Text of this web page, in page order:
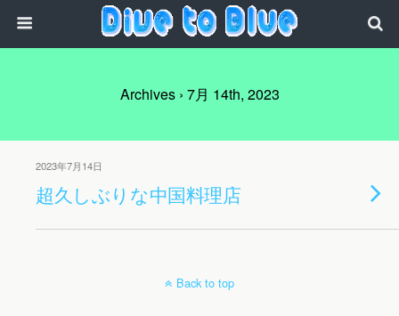
Archives › 7月 14th, 2023
2023年7月14日
超久しぶりな中国料理店
Back to top